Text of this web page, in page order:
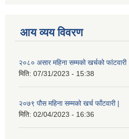
आय व्यय विवरण
२०८० असार महिना सम्मको खर्चको फांटवारी
मिति: 07/31/2023 - 15:38
२०७९ पौस महिना सम्मको खर्च फाँटवारी |
मिति: 02/04/2023 - 16:36